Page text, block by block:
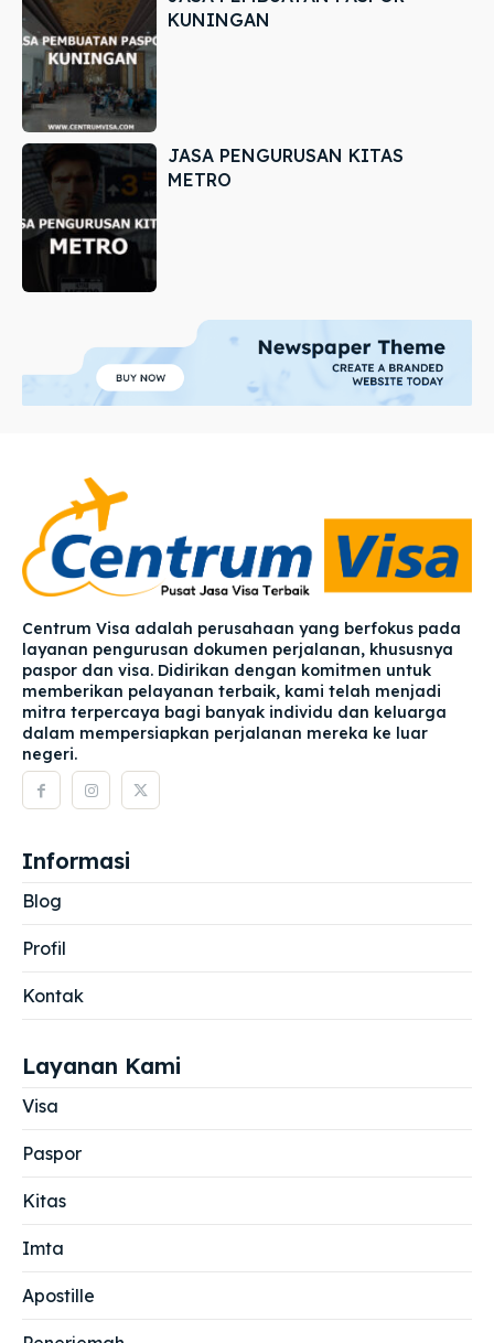
KUNINGAN
JASA PENGURUSAN KITAS
METRO
Centrum Visa adalah perusahaan yang berfokus pada
layanan pengurusan dokumen perjalanan, khususnya
paspor dan visa. Didirikan dengan komitmen untuk
memberikan pelayanan terbaik, kami telah menjadi
mitra terpercaya bagi banyak individu dan keluarga
dalam mempersiapkan perjalanan mereka ke luar
negeri.
Informasi
Blog
Profil
Kontak
Layanan Kami
Visa
Paspor
Kitas
Imta
Apostille